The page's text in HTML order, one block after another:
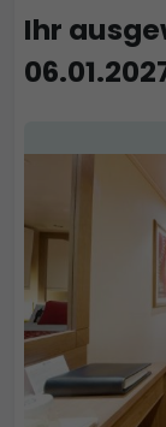
Ihr